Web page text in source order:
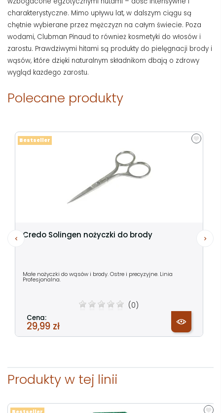
charakterystyczne. Mimo upływu lat, w dalszym ciągu są
chętnie wybierane przez mężczyzn na całym świecie. Poza
wodami, Clubman Pinaud to również kosmetyki do włosów i
zarostu. Prawdziwymi hitami są produkty do pielęgnacji brody i
wąsów, które dzięki naturalnym składnikom dbają o zdrowy
wygląd każdego zarostu.
Polecane produkty
Credo Solingen nożyczki do brody
Małe nożyczki do wąsów i brody. Ostre i precyzyjne. Linia
Profesjonalna.
(0)
Cena:
29,99 zł
Bestseller
Produkty w tej linii